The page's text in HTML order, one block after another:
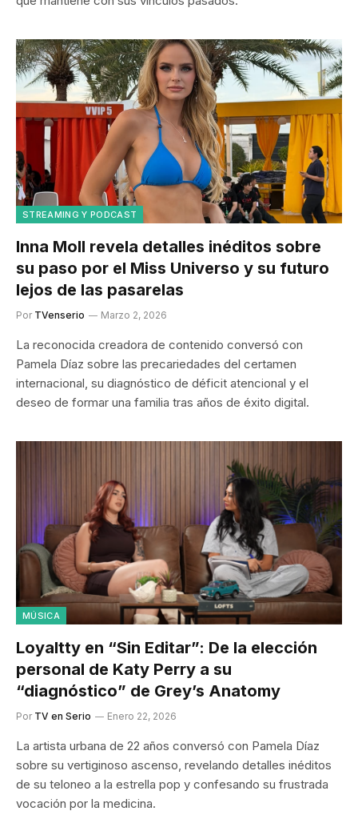
STREAMING Y PODCAST
Inna Moll revela detalles inéditos sobre
su paso por el Miss Universo y su futuro
lejos de las pasarelas
Por TVenserio Marzo 2, 2026
La reconocida creadora de contenido conversó con
Pamela Díaz sobre las precariedades del certamen
internacional, su diagnóstico de déficit atencional y el
deseo de formar una familia tras años de éxito digital.
MÚSICA
Loyaltty en “Sin Editar”: De la elección
personal de Katy Perry a su
“diagnóstico” de Grey’s Anatomy
Por TV en Serio Enero 22, 2026
La artista urbana de 22 años conversó con Pamela Díaz
sobre su vertiginoso ascenso, revelando detalles inéditos
de su teloneo a la estrella pop y confesando su frustrada
vocación por la medicina.